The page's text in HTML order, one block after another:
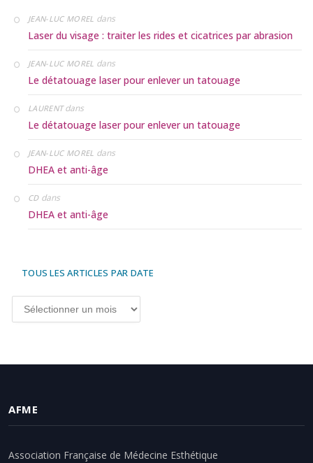
JEAN-LUC MOREL dans
Laser du visage : traiter les rides et cicatrices par abrasion
JEAN-LUC MOREL dans
Le détatouage laser pour enlever un tatouage
LAURENTdans
Le détatouage laser pour enlever un tatouage
JEAN-LUC MOREL dans
DHEA et anti-âge
CDdans
DHEA et anti-âge
TOUS LES ARTICLES PAR DATE
Tous
date
AFME
Association Française de Médecine Esthétique